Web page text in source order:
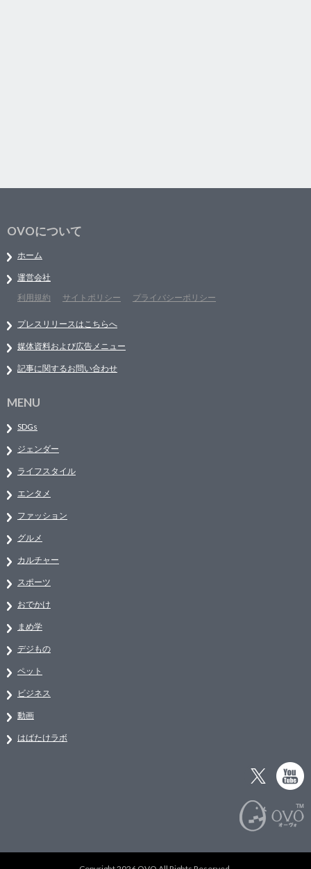
OVOについて
ホーム
運営会社
利用規約
サイトポリシー プライバシーポリシー
プレスリリースはこちらへ
媒体資料および広告メニュー
記事に関するお問い合わせ
MENU
SDGs
ジェンダー
ライフスタイル
エンタメ
ファッション
グルメ
カルチャー
スポーツ
おでかけ
まめ学
デジもの
ペット
ビジネス
動画
はばたけラボ